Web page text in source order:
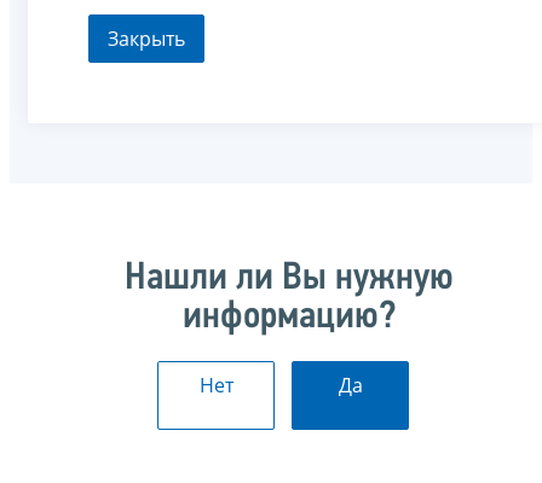
Закрыть
Нашли ли Вы нужную
информацию?
Нет Да